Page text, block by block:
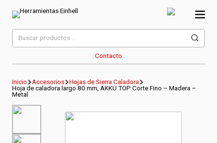
Herramientas Einhell
Distribuidor Oficial
Contacto
Buscar
por:
Inicio Accesorios
Hojas de Sierra Caladora
Hoja de caladora largo 80 mm, AKKU TOP Corte Fino – Madera –
Metal